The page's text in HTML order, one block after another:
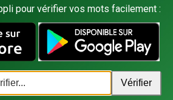
pour vérifier vos mots facilement :